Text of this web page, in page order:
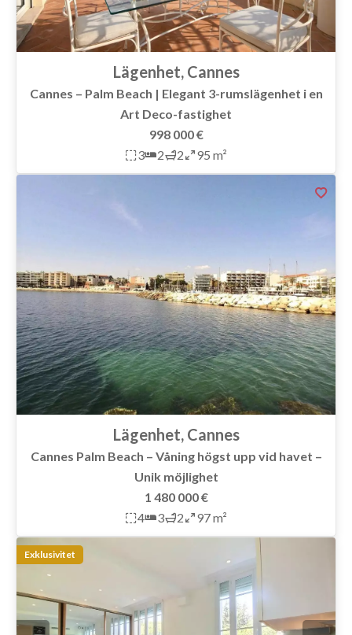
Lägenhet, Cannes
Cannes – Palm Beach | Elegant 3-rumslägenhet i en
Art Deco-fastighet
998 000 €
3
2 2 95 m²
Lägenhet, Cannes
Cannes Palm Beach – Våning högst upp vid havet –
Unik möjlighet
1 480 000 €
4
3 2 97 m²
Exklusivitet